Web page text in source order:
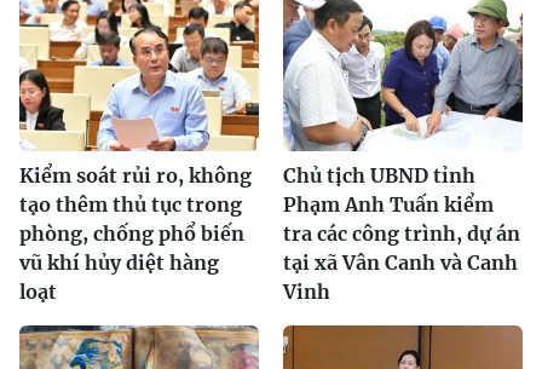
Kiểm soát rủi ro, không
tạo thêm thủ tục trong
phòng, chống phổ biến
vũ khí hủy diệt hàng
loạt
Chủ tịch UBND tỉnh
Phạm Anh Tuấn kiểm
tra các công trình, dự án
tại xã Vân Canh và Canh
Vinh